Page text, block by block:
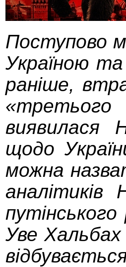
Поступово
Україною
раніше,
виявилася
щодо
можна
аналітиків
Уве